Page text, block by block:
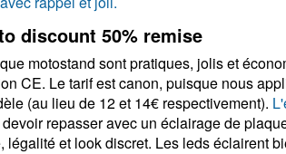
discount 50% remise
motostand sont pratiques, jolis et
CE. Le tarif est canon, puisque nous
(au lieu de 12 et 14€ respectivement).
repasser avec un éclairage de
et look discret. Les leds éclairent